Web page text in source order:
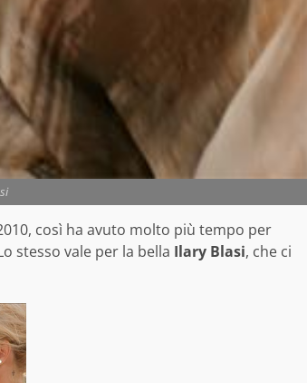
così ha avuto molto più tempo per
stesso vale per la bella Ilary Blasi, che ci